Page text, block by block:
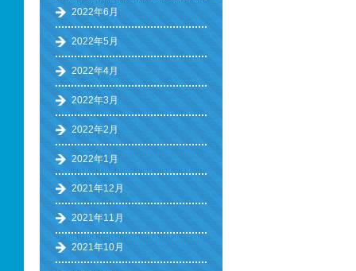
2022年6月
2022年5月
2022年4月
2022年3月
2022年2月
2022年1月
2021年12月
2021年11月
2021年10月